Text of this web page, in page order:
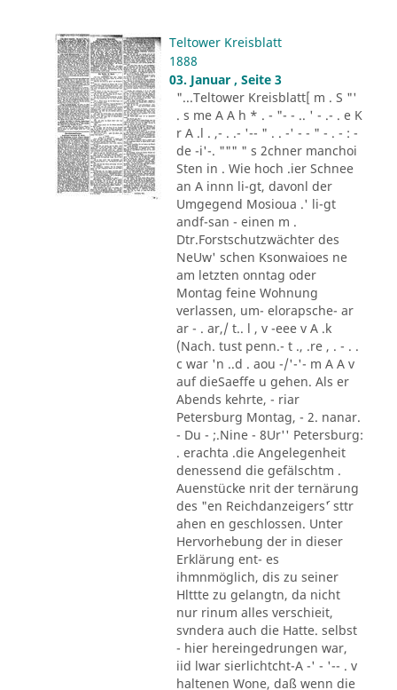
Teltower Kreisblatt
1888
03. Januar , Seite 3
"...Teltower Kreisblatt[ m . S "'
. s me A A h * . - "- - .. ' - .- . e K
r A .l . ,- . .- '-- " . . -' - - " - . - : -
de -i'-. """ " s 2chner manchoi
Sten in . Wie hoch .ier Schnee
an A innn li-gt, davonl der
Umgegend Mosioua .' li-gt
andf-san - einen m .
Dtr.Forstschutzwächter des
NeUw' schen Ksonwaioes ne
am letzten onntag oder
Montag feine Wohnung
verlassen, um- elorapsche- ar
ar - . ar,/ t.. l , v -eee v A .k
(Nach. tust penn.- t ., .re , . - . .
c war 'n ..d . aou -/'-'- m A A v
auf dieSaeffe u gehen. Als er
Abends kehrte, - riar
Petersburg Montag, - 2. nanar.
- Du - ;.Nine - 8Ur'' Petersburg:
. erachta .die Angelegenheit
denessend die gefälschtm .
Auenstücke nrit der ternärung
des "en Reichdanzeigers´' sttr
ahen en geschlossen. Unter
Hervorhebung der in dieser
Erklärung ent- es
ihmnmöglich, dis zu seiner
Hlttte zu gelangtn, da nicht
nur rinum alles verschieit,
svndera auch die Hatte. selbst
- hier hereingedrungen war,
iid lwar sierlichtcht-A -' - '-- . v
haltenen Wone, daß wenn die